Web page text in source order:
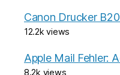
Canon Drucker
12.2k views
Apple Mail Fehler:
8.2k views